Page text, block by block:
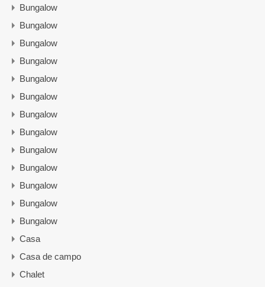
Bungalow
Bungalow
Bungalow
Bungalow
Bungalow
Bungalow
Bungalow
Bungalow
Bungalow
Bungalow
Bungalow
Bungalow
Bungalow
Casa
Casa de campo
Chalet